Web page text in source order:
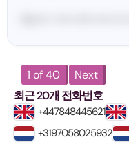
1 of 40
Next
최근 20개 전화번호
+447848445621
+3197058025932